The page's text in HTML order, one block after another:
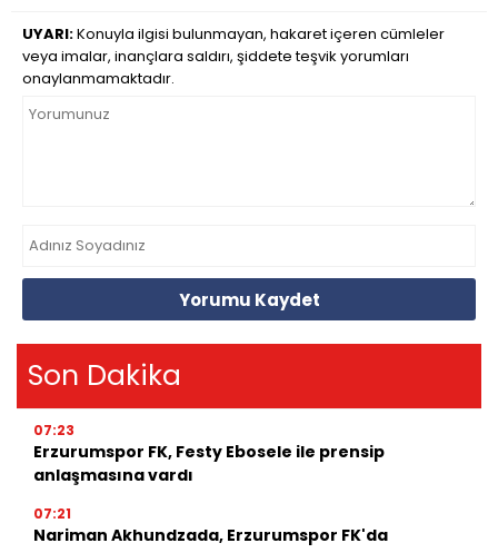
UYARI:Konuyla ilgisi bulunmayan, hakaret içeren cümleler
veya imalar, inançlara saldırı, şiddete teşvik yorumları
onaylanmamaktadır.
Yorumu Kaydet
Son Dakika
07:23
Erzurumspor FK, Festy Ebosele ile prensip
anlaşmasına vardı
07:21
Nariman Akhundzada, Erzurumspor FK'da